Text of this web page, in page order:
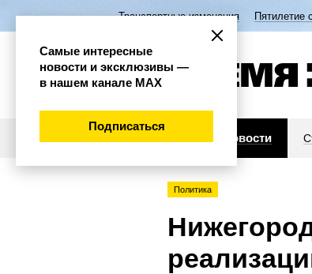
Транспортные изменения Пятилетие
Новости
Политика
Самые интересные
новости и эксклюзивы —
в нашем канале МАХ
Подписаться